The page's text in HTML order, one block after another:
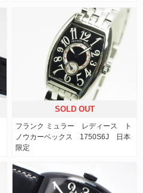
SOLD OUT
フランク ミュラー レディース ト
ノウカーベックス 1750S6J 日本
限定